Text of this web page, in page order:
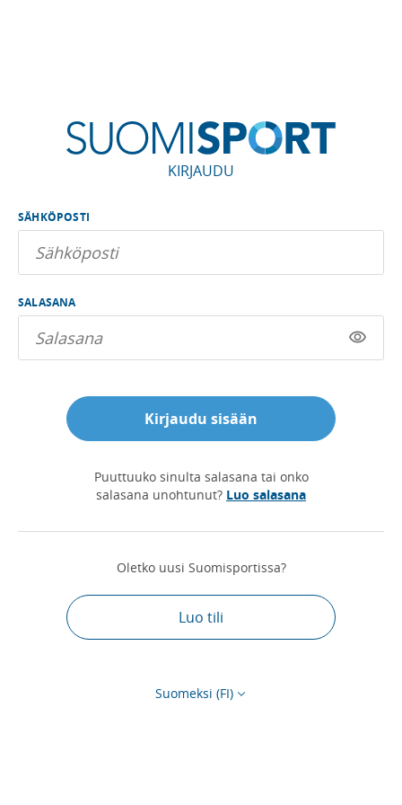
KIRJAUDU
SÄHKÖPOSTI
SALASANA
Kirjaudu sisään
Puuttuuko sinulta salasana tai onko
salasana unohtunut? Luo salasana
Oletko uusi Suomisportissa?
Luo tili
Suomeksi (FI)